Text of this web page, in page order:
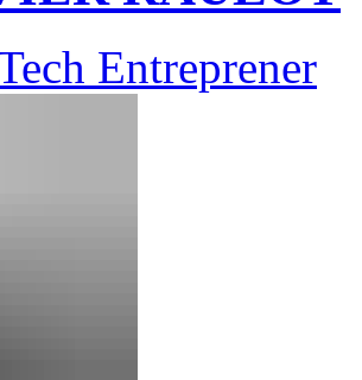
Entreprener